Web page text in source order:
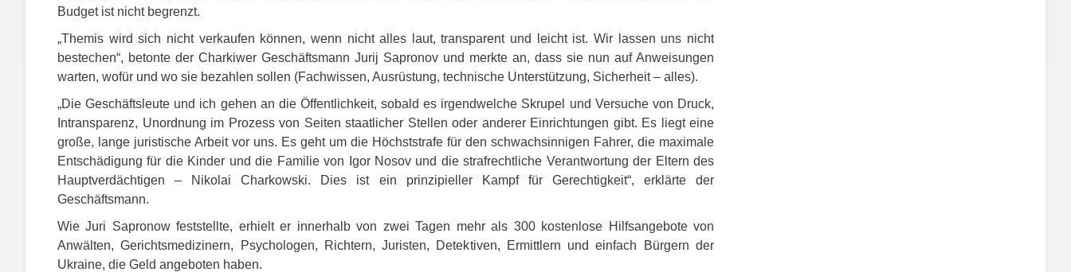
Budget ist nicht begrenzt.
„Themis wird sich nicht verkaufen können, wenn nicht alles laut, transparent und leicht ist. Wir lassen uns nicht
bestechen“, betonte der Charkiwer Geschäftsmann Jurij Sapronov und merkte an, dass sie nun auf Anweisungen
warten, wofür und wo sie bezahlen sollen (Fachwissen, Ausrüstung, technische Unterstützung, Sicherheit – alles).
„Die Geschäftsleute und ich gehen an die Öffentlichkeit, sobald es irgendwelche Skrupel und Versuche von Druck,
Intransparenz, Unordnung im Prozess von Seiten staatlicher Stellen oder anderer Einrichtungen gibt. Es liegt eine
große, lange juristische Arbeit vor uns. Es geht um die Höchststrafe für den schwachsinnigen Fahrer, die maximale
Entschädigung für die Kinder und die Familie von Igor Nosov und die strafrechtliche Verantwortung der Eltern des
Hauptverdächtigen – Nikolai Charkowski. Dies ist ein prinzipieller Kampf für Gerechtigkeit“, erklärte der
Geschäftsmann.
Wie Juri Sapronow feststellte, erhielt er innerhalb von zwei Tagen mehr als 300 kostenlose Hilfsangebote von
Anwälten, Gerichtsmedizinern, Psychologen, Richtern, Juristen, Detektiven, Ermittlern und einfach Bürgern der
Ukraine, die Geld angeboten haben.